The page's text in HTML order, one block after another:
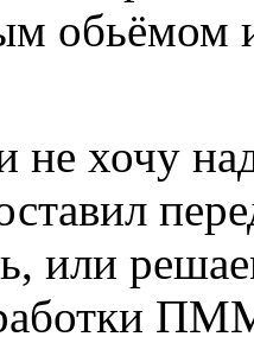
обьёмом
не хочу
или